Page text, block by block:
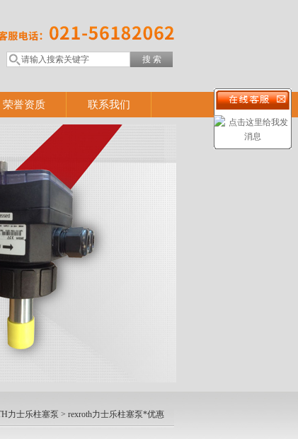
荣誉资质 联系我们
力士乐柱塞泵 > rexroth力士乐柱塞泵*优惠